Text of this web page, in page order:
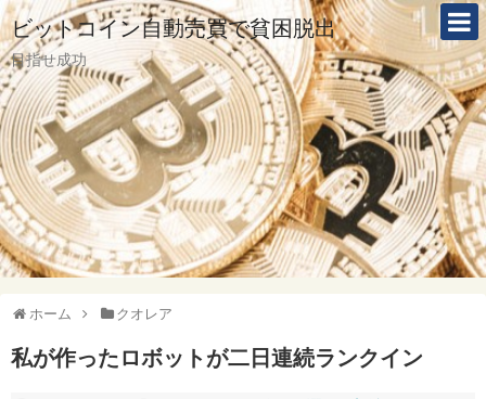
ビットコイン自動売買で貧困脱出
目指せ成功
ホーム クオレア
私が作ったロボットが二日連続ランクイン